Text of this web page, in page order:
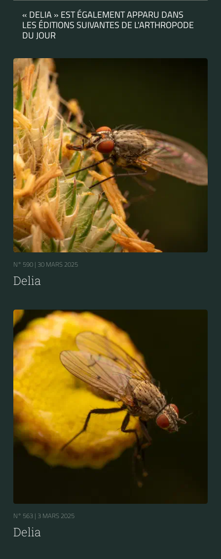
« DELIA » EST ÉGALEMENT APPARU DANS
LES ÉDITIONS SUIVANTES DE L'ARTHROPODE
DU JOUR
N° 590 | 30 MARS 2025
Delia
N° 563 | 3 MARS 2025
Delia